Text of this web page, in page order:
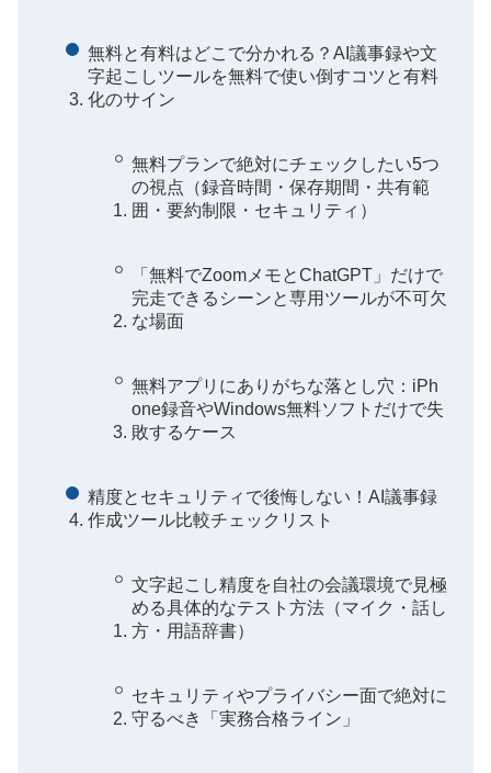
無料と有料はどこで分かれる？AI議事録や文
字起こしツールを無料で使い倒すコツと有料
化のサイン
無料プランで絶対にチェックしたい5つ
の視点（録音時間・保存期間・共有範
囲・要約制限・セキュリティ）
「無料でZoomメモとChatGPT」だけで
完走できるシーンと専用ツールが不可欠
な場面
無料アプリにありがちな落とし穴：iPh
one録音やWindows無料ソフトだけで失
敗するケース
精度とセキュリティで後悔しない！AI議事録
作成ツール比較チェックリスト
文字起こし精度を自社の会議環境で見極
める具体的なテスト方法（マイク・話し
方・用語辞書）
セキュリティやプライバシー面で絶対に
守るべき「実務合格ライン」